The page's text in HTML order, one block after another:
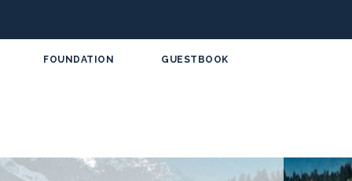
FOUNDATION GUESTBOOK